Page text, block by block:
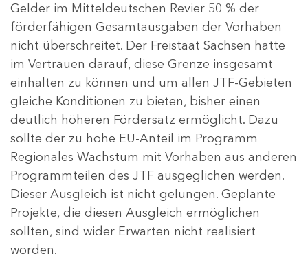
Gelder im Mitteldeutschen Revier 50 % der
förderfähigen Gesamtausgaben der Vorhaben
nicht überschreitet. Der Freistaat Sachsen hatte
im Vertrauen darauf, diese Grenze insgesamt
einhalten zu können und um allen JTF-Gebieten
gleiche Konditionen zu bieten, bisher einen
deutlich höheren Fördersatz ermöglicht. Dazu
sollte der zu hohe EU-Anteil im Programm
Regionales Wachstum mit Vorhaben aus anderen
Programmteilen des JTF ausgeglichen werden.
Dieser Ausgleich ist nicht gelungen. Geplante
Projekte, die diesen Ausgleich ermöglichen
sollten, sind wider Erwarten nicht realisiert
worden.